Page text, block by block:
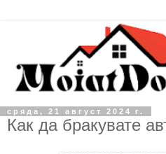
сряда, 21 август 2024 г.
Как да бракувате